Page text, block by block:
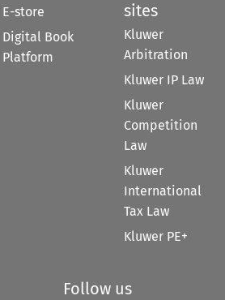
E-store
Digital Book
Platform
sites
Kluwer
Arbitration
Kluwer IP Law
Kluwer
Competition
Law
Kluwer
International
Tax Law
Kluwer PE+
Follow us